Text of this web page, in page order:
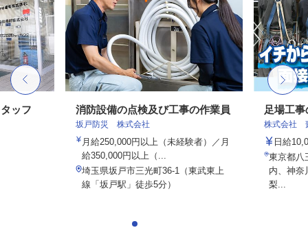
ッフ 消防設備の点検及び工事の作業員
坂戸防災 株式会社
月給250,000円以上（未経験者）／月
給350,000円以上（...
埼玉県坂戸市三光町36-1（東武東上
線「坂戸駅」徒歩5分）
足場工
株式会社
日給
東京都八
内、神奈
梨...